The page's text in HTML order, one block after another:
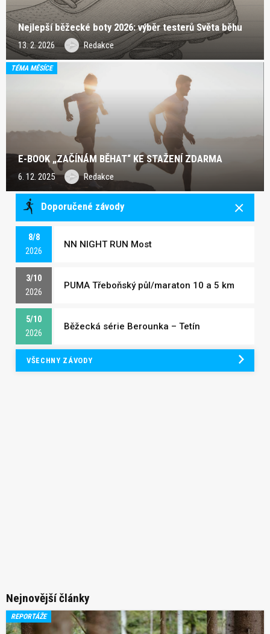
Nejlepší běžecké boty 2026: výběr testerů Světa běhu
13. 2. 2026 Redakce
TÉMA MĚSÍCE
E-BOOK „ZAČÍNÁM BĚHAT“ KE STAŽENÍ ZDARMA
6. 12. 2025 Redakce
Doporučené závody
8/8
2026
NN NIGHT RUN Most
3/10
2026
PUMA Třeboňský půl/maraton 10 a 5 km
5/10
2026
Běžecká série Berounka – Tetín
VŠECHNY ZÁVODY
Nejnovější články
REPORTÁŽE